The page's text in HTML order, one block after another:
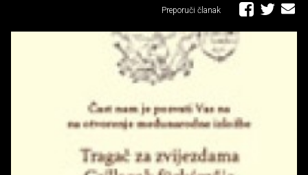
Preporuči članak